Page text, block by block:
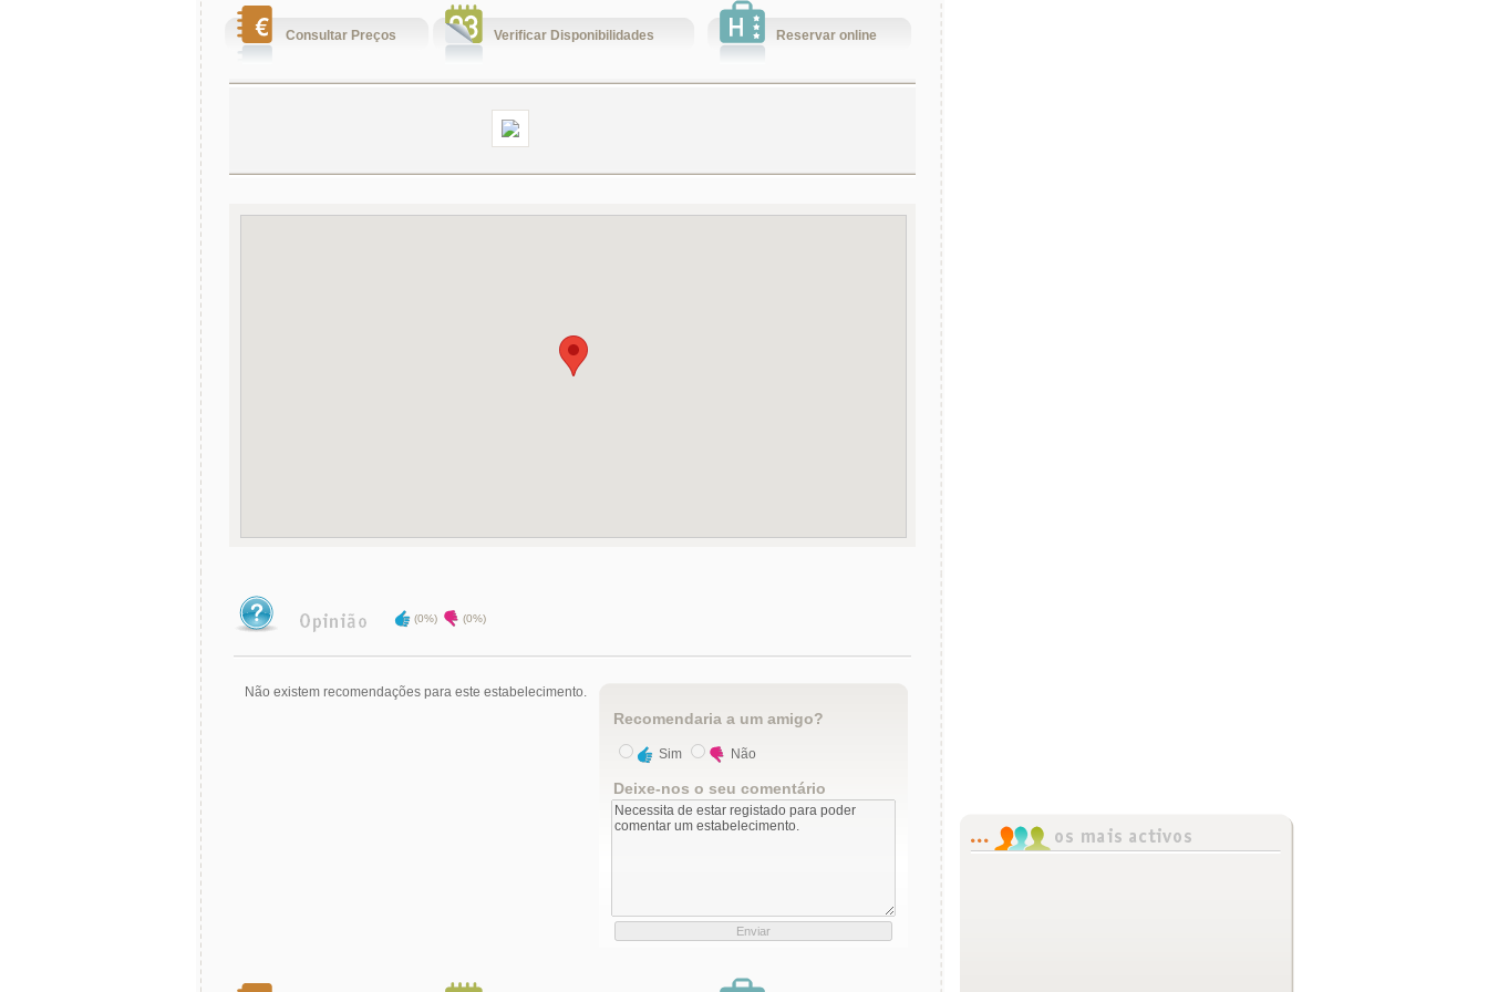
Consultar Preços Verificar Disponibilidades Reservar online
(0%) (0%)
Não existem recomendações para este estabelecimento.
Recomendaria a um amigo?
Sim Não
Deixe-nos o seu comentário